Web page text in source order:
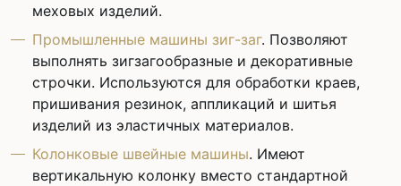
меховых изделий.
Промышленные машины зиг-заг. Позволяют
выполнять зигзагообразные и декоративные
строчки. Используются для обработки краев,
пришивания резинок, аппликаций и шитья
изделий из эластичных материалов.
Колонковые швейные машины. Имеют
вертикальную колонку вместо стандартной